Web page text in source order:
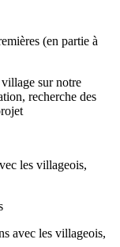
(en partie à
sur notre
recherche des
les villageois,
avec les villageois,